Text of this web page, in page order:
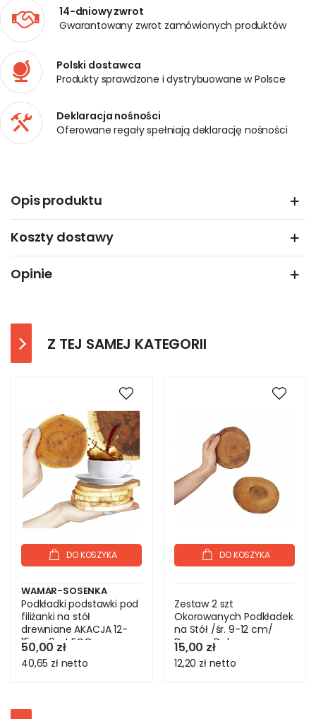
14-dniowy zwrot
Gwarantowany zwrot zamówionych produktów
Polski dostawca
Produkty sprawdzone i dystrybuowane w Polsce
Deklaracja nośności
Oferowane regały spełniają deklarację nośności
Opis produktu
Koszty dostawy
Opinie
Z TEJ SAMEJ KATEGORII
DO KOSZYKA
WAMAR-SOSENKA
Podkładki podstawki pod
filiżanki na stół
drewniane AKACJA 12-
15cm 6szt ECO
50,00 zł
40,65 zł netto
DO KOSZYKA
Zestaw 2 szt
Okorowanych Podkładek
na Stół /śr. 9-12 cm/
Drewno Dębu
15,00 zł
12,20 zł netto